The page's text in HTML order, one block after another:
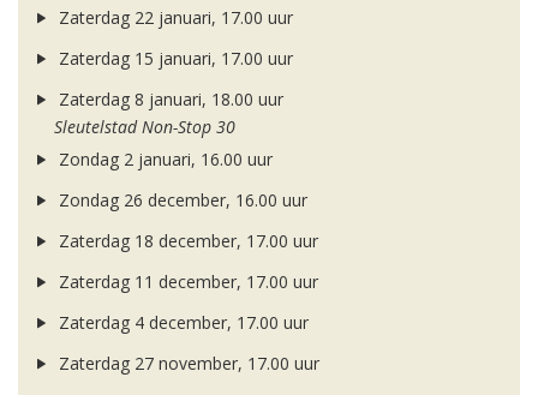
Zaterdag 22 januari, 17.00 uur
Zaterdag 15 januari, 17.00 uur
Zaterdag 8 januari, 18.00 uur
Sleutelstad Non-Stop 30
Zondag 2 januari, 16.00 uur
Zondag 26 december, 16.00 uur
Zaterdag 18 december, 17.00 uur
Zaterdag 11 december, 17.00 uur
Zaterdag 4 december, 17.00 uur
Zaterdag 27 november, 17.00 uur